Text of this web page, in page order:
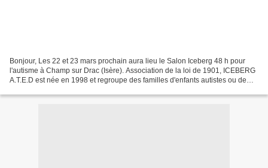
Bonjour, Les 22 et 23 mars prochain aura lieu le Salon Iceberg 48 h pour
l'autisme à Champ sur Drac (Isère). Association de la loi de 1901, ICEBERG
A.T.E.D est née en 1998 et regroupe des familles d'enfants autistes ou de